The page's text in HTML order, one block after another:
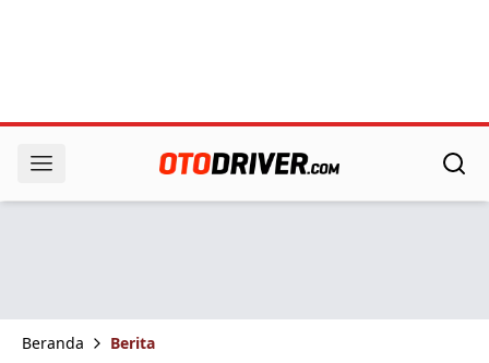
Beranda Berita